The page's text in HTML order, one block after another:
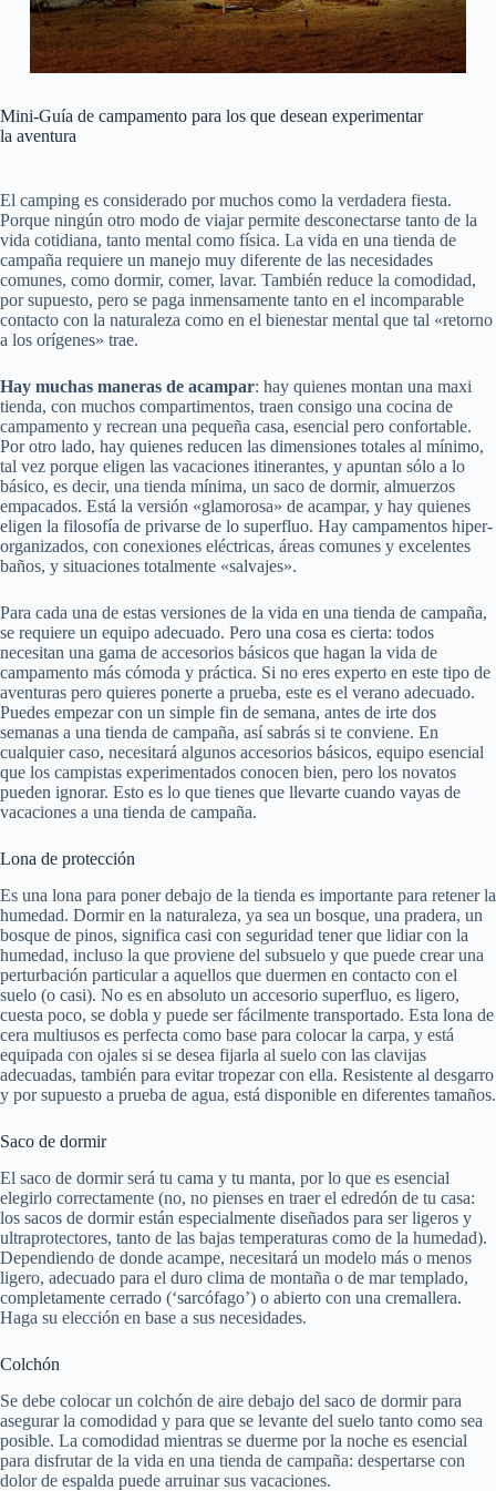
Mini-Guía de campamento para los que desean experimentar
la aventura
El camping es considerado por muchos como la verdadera fiesta.
Porque ningún otro modo de viajar permite desconectarse tanto de la
vida cotidiana, tanto mental como física. La vida en una tienda de
campaña requiere un manejo muy diferente de las necesidades
comunes, como dormir, comer, lavar. También reduce la comodidad,
por supuesto, pero se paga inmensamente tanto en el incomparable
contacto con la naturaleza como en el bienestar mental que tal «retorno
a los orígenes» trae.
Hay muchas maneras de acampar: hay quienes montan una maxi
tienda, con muchos compartimentos, traen consigo una cocina de
campamento y recrean una pequeña casa, esencial pero confortable.
Por otro lado, hay quienes reducen las dimensiones totales al mínimo,
tal vez porque eligen las vacaciones itinerantes, y apuntan sólo a lo
básico, es decir, una tienda mínima, un saco de dormir, almuerzos
empacados. Está la versión «glamorosa» de acampar, y hay quienes
eligen la filosofía de privarse de lo superfluo. Hay campamentos hiper-
organizados, con conexiones eléctricas, áreas comunes y excelentes
baños, y situaciones totalmente «salvajes».
Para cada una de estas versiones de la vida en una tienda de campaña,
se requiere un equipo adecuado. Pero una cosa es cierta: todos
necesitan una gama de accesorios básicos que hagan la vida de
campamento más cómoda y práctica. Si no eres experto en este tipo de
aventuras pero quieres ponerte a prueba, este es el verano adecuado.
Puedes empezar con un simple fin de semana, antes de irte dos
semanas a una tienda de campaña, así sabrás si te conviene. En
cualquier caso, necesitará algunos accesorios básicos, equipo esencial
que los campistas experimentados conocen bien, pero los novatos
pueden ignorar. Esto es lo que tienes que llevarte cuando vayas de
vacaciones a una tienda de campaña.
Lona de protección
Es una lona para poner debajo de la tienda es importante para retener la
humedad. Dormir en la naturaleza, ya sea un bosque, una pradera, un
bosque de pinos, significa casi con seguridad tener que lidiar con la
humedad, incluso la que proviene del subsuelo y que puede crear una
perturbación particular a aquellos que duermen en contacto con el
suelo (o casi). No es en absoluto un accesorio superfluo, es ligero,
cuesta poco, se dobla y puede ser fácilmente transportado. Esta lona de
cera multiusos es perfecta como base para colocar la carpa, y está
equipada con ojales si se desea fijarla al suelo con las clavijas
adecuadas, también para evitar tropezar con ella. Resistente al desgarro
y por supuesto a prueba de agua, está disponible en diferentes tamaños.
Saco de dormir
El saco de dormir será tu cama y tu manta, por lo que es esencial
elegirlo correctamente (no, no pienses en traer el edredón de tu casa:
los sacos de dormir están especialmente diseñados para ser ligeros y
ultraprotectores, tanto de las bajas temperaturas como de la humedad).
Dependiendo de donde acampe, necesitará un modelo más o menos
ligero, adecuado para el duro clima de montaña o de mar templado,
completamente cerrado (‘sarcófago’) o abierto con una cremallera.
Haga su elección en base a sus necesidades.
Colchón
Se debe colocar un colchón de aire debajo del saco de dormir para
asegurar la comodidad y para que se levante del suelo tanto como sea
posible. La comodidad mientras se duerme por la noche es esencial
para disfrutar de la vida en una tienda de campaña: despertarse con
dolor de espalda puede arruinar sus vacaciones.